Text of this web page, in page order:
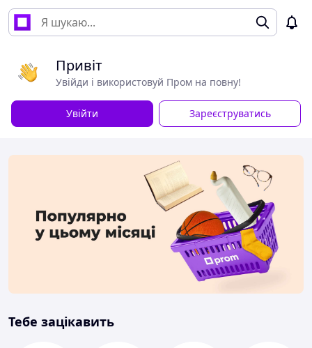
Привіт
Увійди і використовуй Пром на повну!
Увійти Зареєструватись
Тебе зацікавить